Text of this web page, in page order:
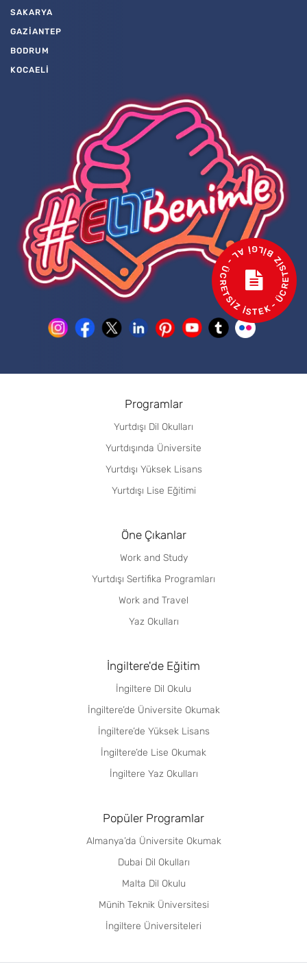
SAKARYA
GAZİANTEP
BODRUM
KOCAELİ
Programlar
Yurtdışı Dil Okulları
Yurtdışında Üniversite
Yurtdışı Yüksek Lisans
Yurtdışı Lise Eğitimi
Öne Çıkanlar
Work and Study
Yurtdışı Sertifika Programları
Work and Travel
Yaz Okulları
İngiltere'de Eğitim
İngiltere Dil Okulu
İngiltere’de Üniversite Okumak
İngiltere’de Yüksek Lisans
İngiltere’de Lise Okumak
İngiltere Yaz Okulları
Popüler Programlar
Almanya’da Üniversite Okumak
Dubai Dil Okulları
Malta Dil Okulu
Münih Teknik Üniversitesi
İngiltere Üniversiteleri
- ÜCRETSİZ BİLGİ AL - ÜCRETSİZ İSTEK